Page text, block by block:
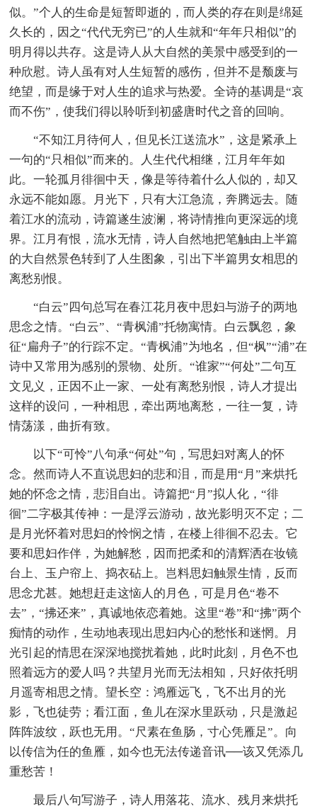
似。”个人的生命是短暂即逝的，而人类的存在则是绵延
久长的，因之“代代无穷已”的人生就和“年年只相似”的
明月得以共存。这是诗人从大自然的美景中感受到的一
种欣慰。诗人虽有对人生短暂的感伤，但并不是颓废与
绝望，而是缘于对人生的追求与热爱。全诗的基调是“哀
而不伤”，使我们得以聆听到初盛唐时代之音的回响。
“不知江月待何人，但见长江送流水”，这是紧承上
一句的“只相似”而来的。人生代代相继，江月年年如
此。一轮孤月徘徊中天，像是等待着什么人似的，却又
永远不能如愿。月光下，只有大江急流，奔腾远去。随
着江水的流动，诗篇遂生波澜，将诗情推向更深远的境
界。江月有恨，流水无情，诗人自然地把笔触由上半篇
的大自然景色转到了人生图象，引出下半篇男女相思的
离愁别恨。
“白云”四句总写在春江花月夜中思妇与游子的两地
思念之情。“白云”、“青枫浦”托物寓情。白云飘忽，象
征“扁舟子”的行踪不定。“青枫浦”为地名，但“枫”“浦”在
诗中又常用为感别的景物、处所。“谁家”“何处”二句互
文见义，正因不止一家、一处有离愁别恨，诗人才提出
这样的设问，一种相思，牵出两地离愁，一往一复，诗
情荡漾，曲折有致。
以下“可怜”八句承“何处”句，写思妇对离人的怀
念。然而诗人不直说思妇的悲和泪，而是用“月”来烘托
她的怀念之情，悲泪自出。诗篇把“月”拟人化，“徘
徊”二字极其传神：一是浮云游动，故光影明灭不定；二
是月光怀着对思妇的怜悯之情，在楼上徘徊不忍去。它
要和思妇作伴，为她解愁，因而把柔和的清辉洒在妆镜
台上、玉户帘上、捣衣砧上。岂料思妇触景生情，反而
思念尤甚。她想赶走这恼人的月色，可是月色“卷不
去”，“拂还来”，真诚地依恋着她。这里“卷”和“拂”两个
痴情的动作，生动地表现出思妇内心的愁怅和迷惘。月
光引起的情思在深深地搅扰着她，此时此刻，月色不也
照着远方的爱人吗？共望月光而无法相知，只好依托明
月遥寄相思之情。望长空：鸿雁远飞，飞不出月的光
影，飞也徒劳；看江面，鱼儿在深水里跃动，只是激起
阵阵波纹，跃也无用。“尺素在鱼肠，寸心凭雁足”。向
以传信为任的鱼雁，如今也无法传递音讯──该又凭添几
重愁苦！
最后八句写游子，诗人用落花、流水、残月来烘托